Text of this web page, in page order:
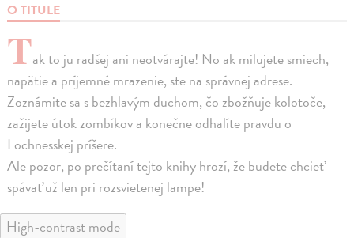
O TITULE
Tak to ju radšej ani neotvárajte! No ak milujete smiech,
napätie a príjemné mrazenie, ste na správnej adrese.
Zoznámite sa s bezhlavým duchom, čo zbožňuje kolotoče,
zažijete útok zombíkov a konečne odhalíte pravdu o
Lochnesskej príšere.
Ale pozor, po prečítaní tejto knihy hrozí, že budete chcieť
spávať už len pri rozsvietenej lampe!
High-contrast mode